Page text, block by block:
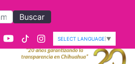
Buscar
SELECT LANGUAGE ▼